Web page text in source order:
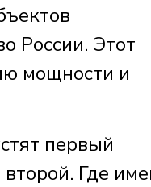
России. Этот
мощности и
первый
Где